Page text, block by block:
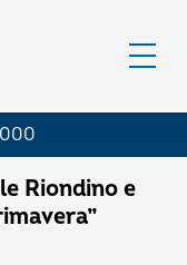
Riondino e